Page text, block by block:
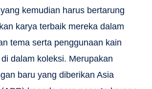
kemudian harus bertarung
karya terbaik mereka dalam
tema serta penggunaan kain
di dalam koleksi. Merupakan
baru yang diberikan Asia